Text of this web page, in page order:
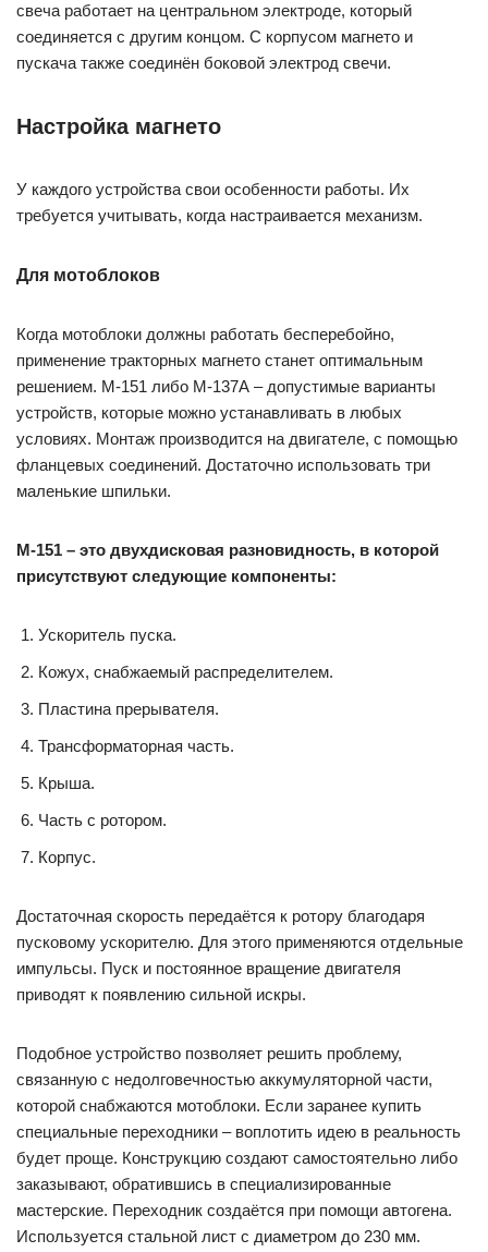
свеча работает на центральном электроде, который
соединяется с другим концом. С корпусом магнето и
пускача также соединён боковой электрод свечи.
Настройка магнето
У каждого устройства свои особенности работы. Их
требуется учитывать, когда настраивается механизм.
Для мотоблоков
Когда мотоблоки должны работать бесперебойно,
применение тракторных магнето станет оптимальным
решением. М-151 либо М-137А – допустимые варианты
устройств, которые можно устанавливать в любых
условиях. Монтаж производится на двигателе, с помощью
фланцевых соединений. Достаточно использовать три
маленькие шпильки.
М-151 – это двухдисковая разновидность, в которой
присутствуют следующие компоненты:
Ускоритель пуска.
Кожух, снабжаемый распределителем.
Пластина прерывателя.
Трансформаторная часть.
Крыша.
Часть с ротором.
Корпус.
Достаточная скорость передаётся к ротору благодаря
пусковому ускорителю. Для этого применяются отдельные
импульсы. Пуск и постоянное вращение двигателя
приводят к появлению сильной искры.
Подобное устройство позволяет решить проблему,
связанную с недолговечностью аккумуляторной части,
которой снабжаются мотоблоки. Если заранее купить
специальные переходники – воплотить идею в реальность
будет проще. Конструкцию создают самостоятельно либо
заказывают, обратившись в специализированные
мастерские. Переходник создаётся при помощи автогена.
Используется стальной лист с диаметром до 230 мм.